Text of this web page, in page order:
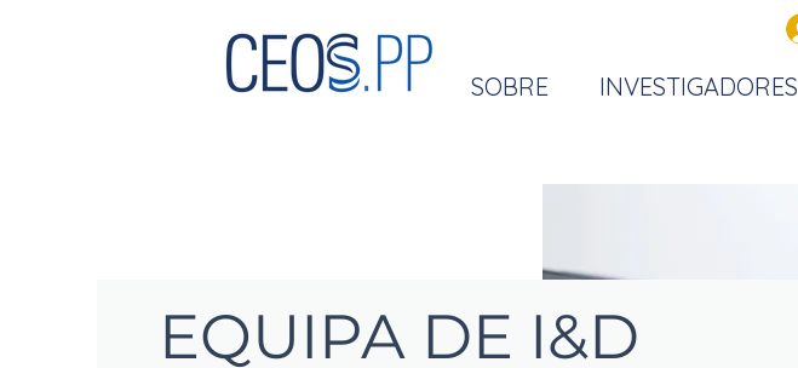
SOBRE INVESTIGADORES
EQUIPA DE I&D